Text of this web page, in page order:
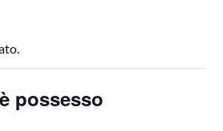
possesso